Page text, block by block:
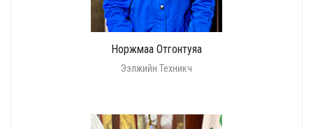
Норжмаа Отгонтуяа
Ээлжийн Техникч